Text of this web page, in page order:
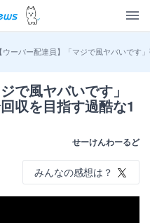
【ウーバー配達員】「マジで風ヤバいです
で風ヤバいです」
収を目指す過酷な1
せーけんわーるど
みんなの感想は？